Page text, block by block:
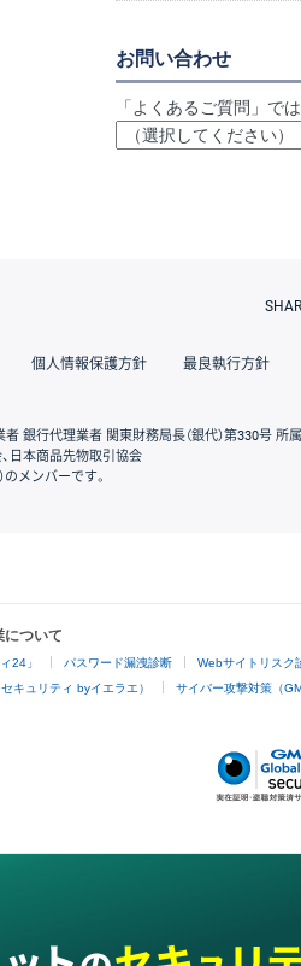
お問い合わせ
「よくあるご質問」で
個人情報保護方針 最良執行方針
銀行代理業者 関東財務局長（銀代）第330号 所
日本商品先物取引協会
メンバーです。
について
24」 パスワード漏洩診断 Webサイトリスク
キュリティ byイエラエ） サイバー攻撃対策（